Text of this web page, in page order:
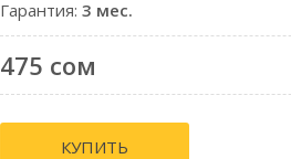
Гарантия:3 мес.
475 сом
КУПИТЬ